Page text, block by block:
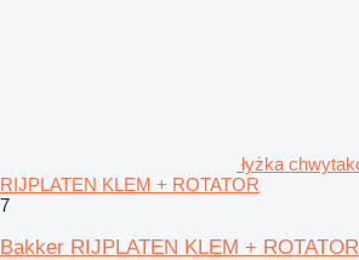
łyżka
RIJPLATEN KLEM + ROTATOR
7
Bakker RIJPLATEN KLEM + ROTATOR